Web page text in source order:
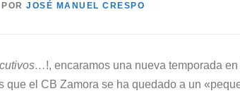
POR JOSÉ MANUEL CRESPO
!, encaramos una nueva temporada
que el CB Zamora se ha quedado a un